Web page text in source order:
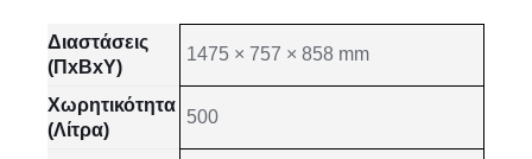
Διαστάσεις
(ΠxΒxΥ)
1475 × 757 × 858 mm
Χωρητικότητα
(Λίτρα)
500